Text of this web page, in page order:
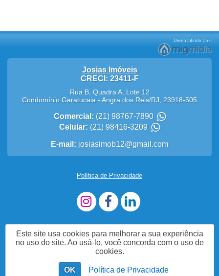
Josias Imóveis
CRECI: 23411-F
Rua B, Quadra A, Lote 12
Condomínio Garatucaia -Angra dos Reis/RJ 23918-505
Comercial: (21) 98767-7890
Celular: (21) 98416-3209
E-mail: josiasimob12@gmail.com
Política de Privacidade
Este site usa cookies para melhorar a sua experiência
no uso do site. Ao usá-lo, você concorda com o uso de
cookies.
OK Política de Privacidade